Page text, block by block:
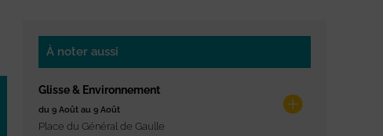
À noter aussi
Glisse & Environnement
du 9 Août au 9 Août
Place du Général de Gaulle